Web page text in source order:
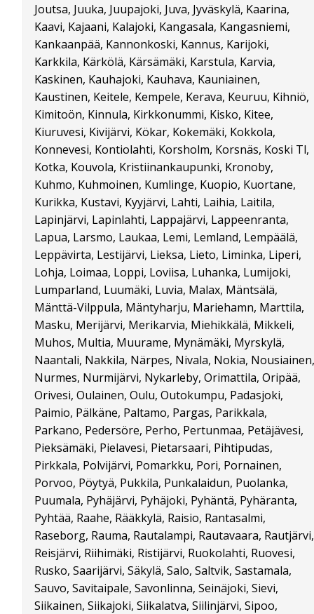
Joutsa, Juuka, Juupajoki, Juva, Jyväskylä, Kaarina,
Kaavi, Kajaani, Kalajoki, Kangasala, Kangasniemi,
Kankaanpää, Kannonkoski, Kannus, Karijoki,
Karkkila, Kärkölä, Kärsämäki, Karstula, Karvia,
Kaskinen, Kauhajoki, Kauhava, Kauniainen,
Kaustinen, Keitele, Kempele, Kerava, Keuruu, Kihniö,
Kimitoön, Kinnula, Kirkkonummi, Kisko, Kitee,
Kiuruvesi, Kivijärvi, Kökar, Kokemäki, Kokkola,
Konnevesi, Kontiolahti, Korsholm, Korsnäs, Koski Tl,
Kotka, Kouvola, Kristiinankaupunki, Kronoby,
Kuhmo, Kuhmoinen, Kumlinge, Kuopio, Kuortane,
Kurikka, Kustavi, Kyyjärvi, Lahti, Laihia, Laitila,
Lapinjärvi, Lapinlahti, Lappajärvi, Lappeenranta,
Lapua, Larsmo, Laukaa, Lemi, Lemland, Lempäälä,
Leppävirta, Lestijärvi, Lieksa, Lieto, Liminka, Liperi,
Lohja, Loimaa, Loppi, Loviisa, Luhanka, Lumijoki,
Lumparland, Luumäki, Luvia, Malax, Mäntsälä,
Mänttä-Vilppula, Mäntyharju, Mariehamn, Marttila,
Masku, Merijärvi, Merikarvia, Miehikkälä, Mikkeli,
Muhos, Multia, Muurame, Mynämäki, Myrskylä,
Naantali, Nakkila, Närpes, Nivala, Nokia, Nousiainen,
Nurmes, Nurmijärvi, Nykarleby, Orimattila, Oripää,
Orivesi, Oulainen, Oulu, Outokumpu, Padasjoki,
Paimio, Pälkäne, Paltamo, Pargas, Parikkala,
Parkano, Pedersöre, Perho, Pertunmaa, Petäjävesi,
Pieksämäki, Pielavesi, Pietarsaari, Pihtipudas,
Pirkkala, Polvijärvi, Pomarkku, Pori, Pornainen,
Porvoo, Pöytyä, Pukkila, Punkalaidun, Puolanka,
Puumala, Pyhäjärvi, Pyhäjoki, Pyhäntä, Pyhäranta,
Pyhtää, Raahe, Rääkkylä, Raisio, Rantasalmi,
Raseborg, Rauma, Rautalampi, Rautavaara, Rautjärvi,
Reisjärvi, Riihimäki, Ristijärvi, Ruokolahti, Ruovesi,
Rusko, Saarijärvi, Säkylä, Salo, Saltvik, Sastamala,
Sauvo, Savitaipale, Savonlinna, Seinäjoki, Sievi,
Siikainen, Siikajoki, Siikalatva, Siilinjärvi, Sipoo,